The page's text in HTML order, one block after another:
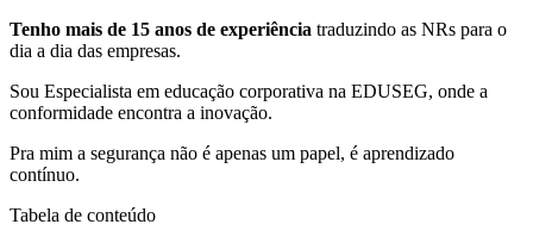
Tenho mais de 15 anos de experiência traduzindo as NRs para o
dia a dia das empresas.
Sou Especialista em educação corporativa na EDUSEG, onde a
conformidade encontra a inovação.
Pra mim a segurança não é apenas um papel, é aprendizado
contínuo.
Tabela de conteúdo